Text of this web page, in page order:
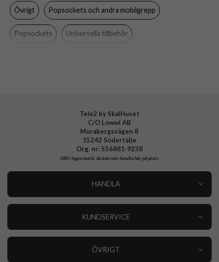
Material
Varumärke
Övrigt Popsockets och andra mobilgrepp
Popsockets Universella tillbehör
Tele2 by SkalHuset
C/O Lowwi AB
Morabergsvägen 8
15242 Södertälje
Org. nr: 556881-9238
OBS!Ingen butik, du kan inte handla här på plats
HANDLA
KUNDSERVICE
ÖVRIGT